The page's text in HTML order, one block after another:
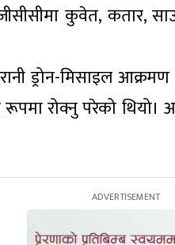
कुवेत, कतार,
ड्रोन-मिसाइल
रोक्नु परेको